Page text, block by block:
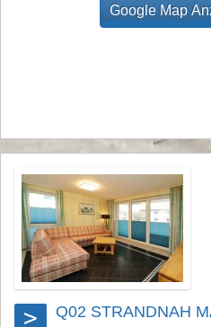
> Q02 STRANDNAH